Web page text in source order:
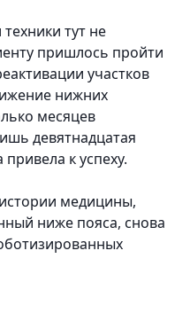
тут не
пришлось пройти
участков
нижних
месяцев
девятнадцатая
к успеху.
медицины,
ниже пояса, снова